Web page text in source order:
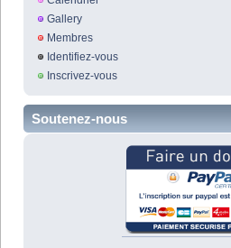
Gallery
Membres
Identifiez-vous
Inscrivez-vous
Soutenez-nous